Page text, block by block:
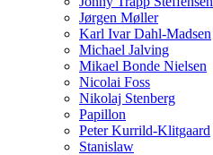
Jørgen Møller
Karl Ivar Dahl-Madsen
Michael Jalving
Mikael Bonde Nielsen
Nicolai Foss
Nikolaj Stenberg
Papillon
Peter Kurrild-Klitgaard
Stanislaw